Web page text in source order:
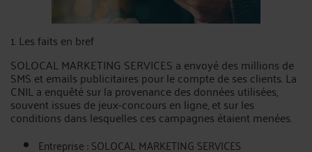
1. Les faits en bref
SOLOCAL MARKETING SERVICES a envoyé des millions de
SMS et emails publicitaires pour le compte de ses clients. La
CNIL a enquêté sur la provenance des données utilisées,
souvent issues de jeux-concours en ligne, et sur les
conditions dans lesquelles ces campagnes étaient menées.
Entreprise : SOLOCAL MARKETING SERVICES